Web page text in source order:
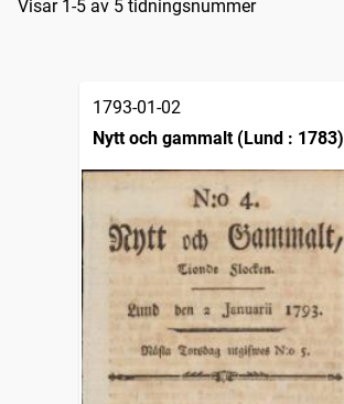
Visar 1-5 av 5 tidningsnummer
1793-01-02
Nytt och gammalt (Lund : 1783)